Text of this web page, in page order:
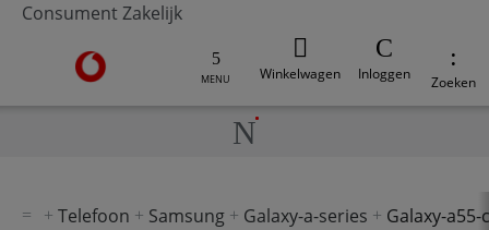
Consument Zakelijk
Ga naar de Vodafone homepage
MENU Winkelwagen Inloggen Zoeken
Telefoon Samsung Galaxy-a-series Galaxy-